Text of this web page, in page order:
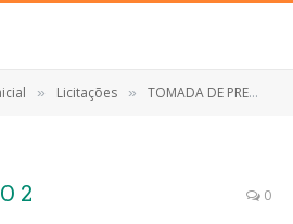
» Licitações » TOMADA DE PREÇOS N° 008/2023 (Contratação dos serviços de pavimentação em pedra no Bairro Aparecida – Etapa 02, conforme projeto básico)
2 0